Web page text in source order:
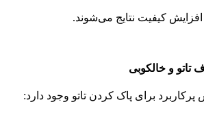
کیفیت نتایج می‌شوند.
و خالکوبی
برای پاک کردن تاتو وجود دارد: